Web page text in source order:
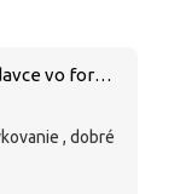
VIGONEZ jed na kuny a hlodavce vo forme pasty 1,5 kg
, dobré